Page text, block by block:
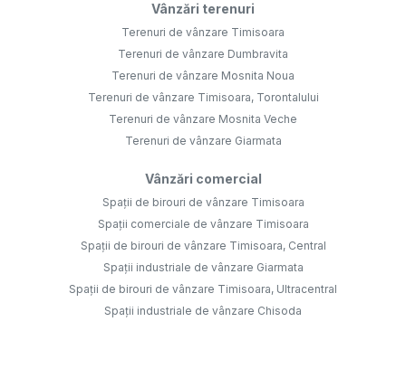
Vânzări terenuri
Terenuri de vânzare Timisoara
Terenuri de vânzare Dumbravita
Terenuri de vânzare Mosnita Noua
Terenuri de vânzare Timisoara, Torontalului
Terenuri de vânzare Mosnita Veche
Terenuri de vânzare Giarmata
Vânzări comercial
Spații de birouri de vânzare Timisoara
Spații comerciale de vânzare Timisoara
Spații de birouri de vânzare Timisoara, Central
Spații industriale de vânzare Giarmata
Spații de birouri de vânzare Timisoara, Ultracentral
Spații industriale de vânzare Chisoda